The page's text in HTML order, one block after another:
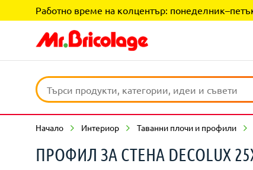
Работно време на колцентър:
Начало Интериор Таванни плочи и профили
ПРОФИЛ ЗА СТЕНА DECOLUX